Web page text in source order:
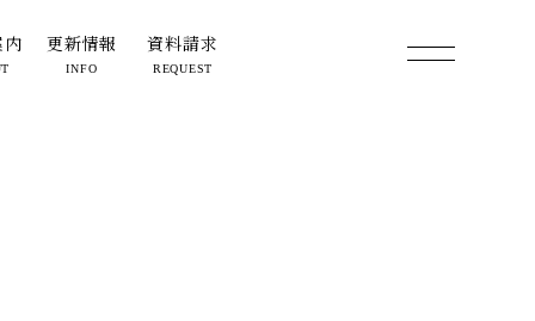
内 更新情報
INFO
資料請求
REQUEST